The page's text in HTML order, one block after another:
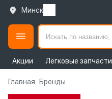
Минск
Акции Легковые запчасти
Главная Бренды